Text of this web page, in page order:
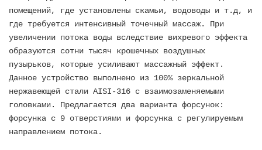
помещений, где установлены скамьи, водоводы и т.д, и
где требуется интенсивный точечный массаж. При
увеличении потока воды вследствие вихревого эффекта
образуются сотни тысяч крошечных воздушных
пузырьков, которые усиливают массажный эффект.
Данное устройство выполнено из 100% зеркальной
нержавеющей стали AISI-316 с взаимозаменяемыми
головками. Предлагается два варианта форсунок:
форсунка с 9 отверстиями и форсунка с регулируемым
направлением потока.